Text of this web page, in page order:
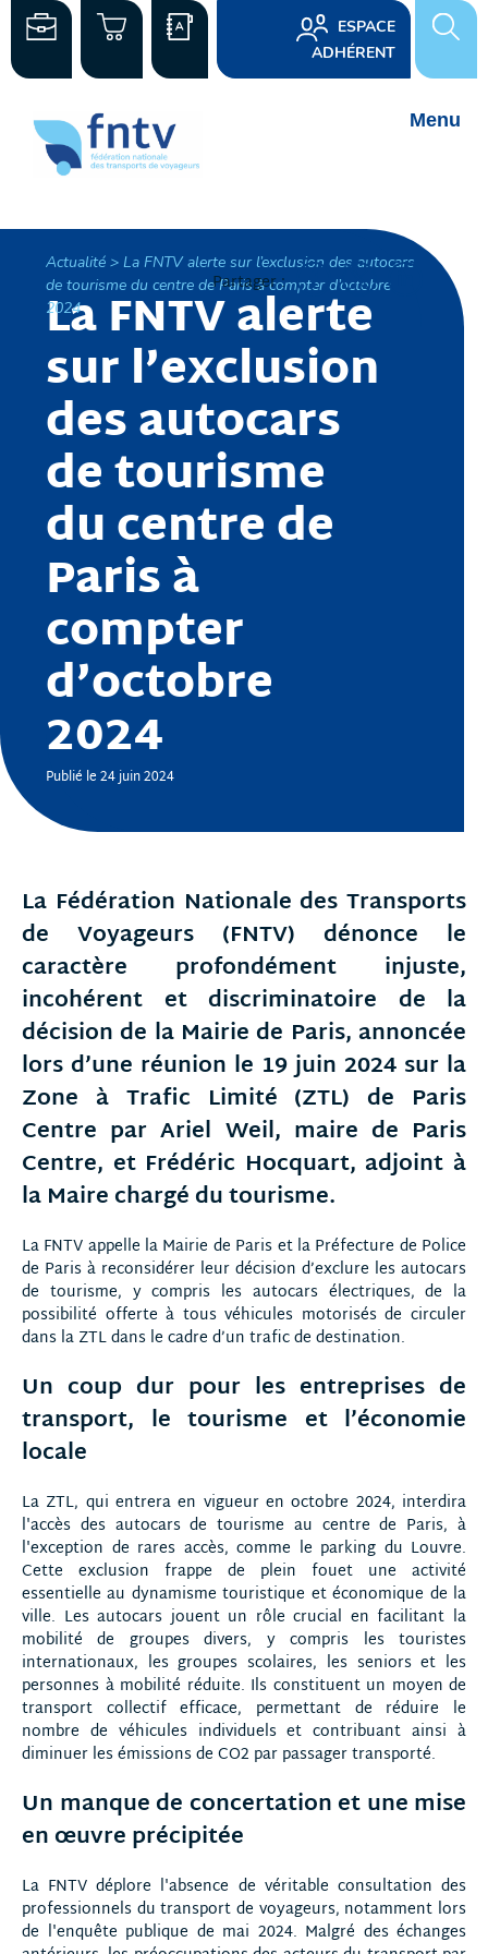
ESPACE
ADHÉRENT
Actualité > La FNTV alerte sur l’exclusion des autocars
de tourisme du centre de Paris à compter d’octobre
2024
La FNTV alerte
sur l’exclusion
des autocars
de tourisme
du centre de
Paris à
compter
d’octobre
2024
Publié le 24 juin 2024
Partager :
La Fédération Nationale des Transports
de Voyageurs (FNTV) dénonce le
caractère profondément injuste,
incohérent et discriminatoire de la
décision de la Mairie de Paris, annoncée
lors d’une réunion le 19 juin 2024 sur la
Zone à Trafic Limité (ZTL) de Paris
Centre par Ariel Weil, maire de Paris
Centre, et Frédéric Hocquart, adjoint à
la Maire chargé du tourisme.
La FNTV appelle la Mairie de Paris et la Préfecture de Police
de Paris à reconsidérer leur décision d’exclure les autocars
de tourisme, y compris les autocars électriques, de la
possibilité offerte à tous véhicules motorisés de circuler
dans la ZTL dans le cadre d’un trafic de destination.
Un coup dur pour les entreprises de
transport, le tourisme et l’économie
locale
La ZTL, qui entrera en vigueur en octobre 2024, interdira
l'accès des autocars de tourisme au centre de Paris, à
l'exception de rares accès, comme le parking du Louvre.
Cette exclusion frappe de plein fouet une activité
essentielle au dynamisme touristique et économique de la
ville. Les autocars jouent un rôle crucial en facilitant la
mobilité de groupes divers, y compris les touristes
internationaux, les groupes scolaires, les seniors et les
personnes à mobilité réduite. Ils constituent un moyen de
transport collectif efficace, permettant de réduire le
nombre de véhicules individuels et contribuant ainsi à
diminuer les émissions de CO2 par passager transporté.
Un manque de concertation et une mise
en œuvre précipitée
La FNTV déplore l'absence de véritable consultation des
professionnels du transport de voyageurs, notamment lors
de l'enquête publique de mai 2024. Malgré des échanges